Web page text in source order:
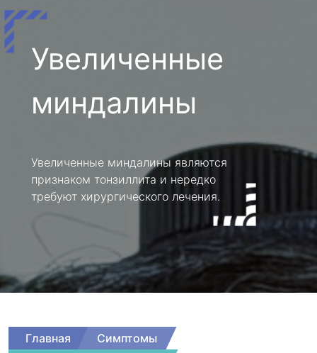
Увеличенные
миндалины
Увеличенные миндалины являются
признаком тонзиллита и нередко
требуют хирургического лечения.
Главная
Симптомы